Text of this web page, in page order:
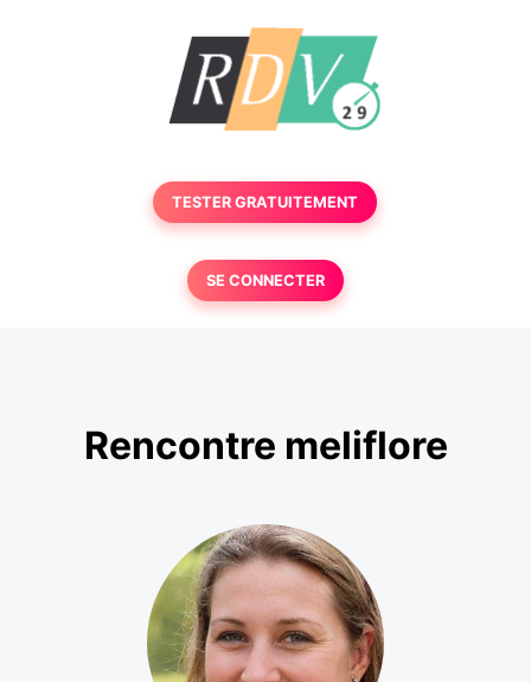
TESTER GRATUITEMENT
SE CONNECTER
Rencontre meliflore